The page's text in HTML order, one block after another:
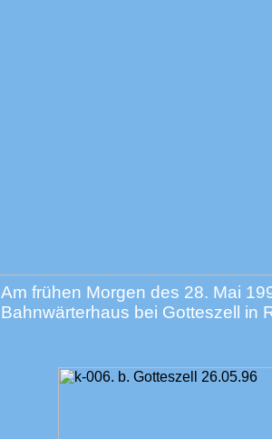
Am frühen Morgen des 28. Mai
Bahnwärterhaus bei Gotteszell in